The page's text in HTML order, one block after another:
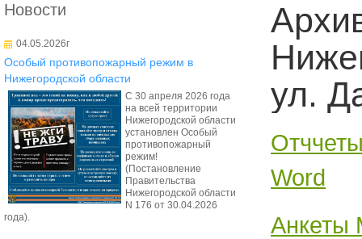
Новости
04.05.2026г
Особый противопожарный режим в
Нижегородской области
С 30 апреля 2026 года
на всей территории
Нижегородской области
установлен Особый
противопожарный
режим!
(Постановление
Правительства
Нижегородской области
N 176 от 30.04.2026
года).
ул.
Word